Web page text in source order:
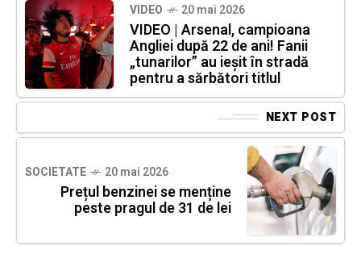
VIDEO 20 mai 2026
VIDEO | Arsenal, campioana
Angliei după 22 de ani! Fanii
„tunarilor” au ieșit în stradă
pentru a sărbători titlul
NEXT POST
SOCIETATE 20 mai 2026
Prețul benzinei se menține
peste pragul de 31 de lei